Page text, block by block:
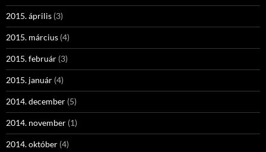
2015. április (3)
2015. március (4)
2015. február (3)
2015. január (4)
2014. december (5)
2014. november (1)
2014. október (4)